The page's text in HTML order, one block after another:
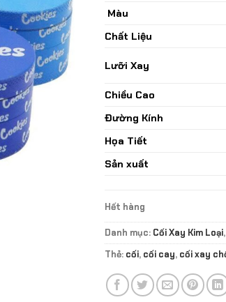
Màu
Chất Liệu
Lưỡi Xay
Chiều Cao
Đường Kính
Họa Tiết
Sản xuất
Hết hàng
Danh mục: Cối Xay Kim Loại,
Thẻ: cối, cối cay, cối xay